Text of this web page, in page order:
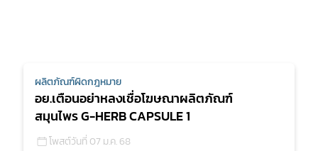
ผลิตภัณฑ์ผิดกฎหมาย
อย.เตือนอย่าหลงเชื่อโฆษณาผลิตภัณฑ์
สมุนไพร G-HERB CAPSULE 1
โพสต์วันที่ 07 ม.ค. 68